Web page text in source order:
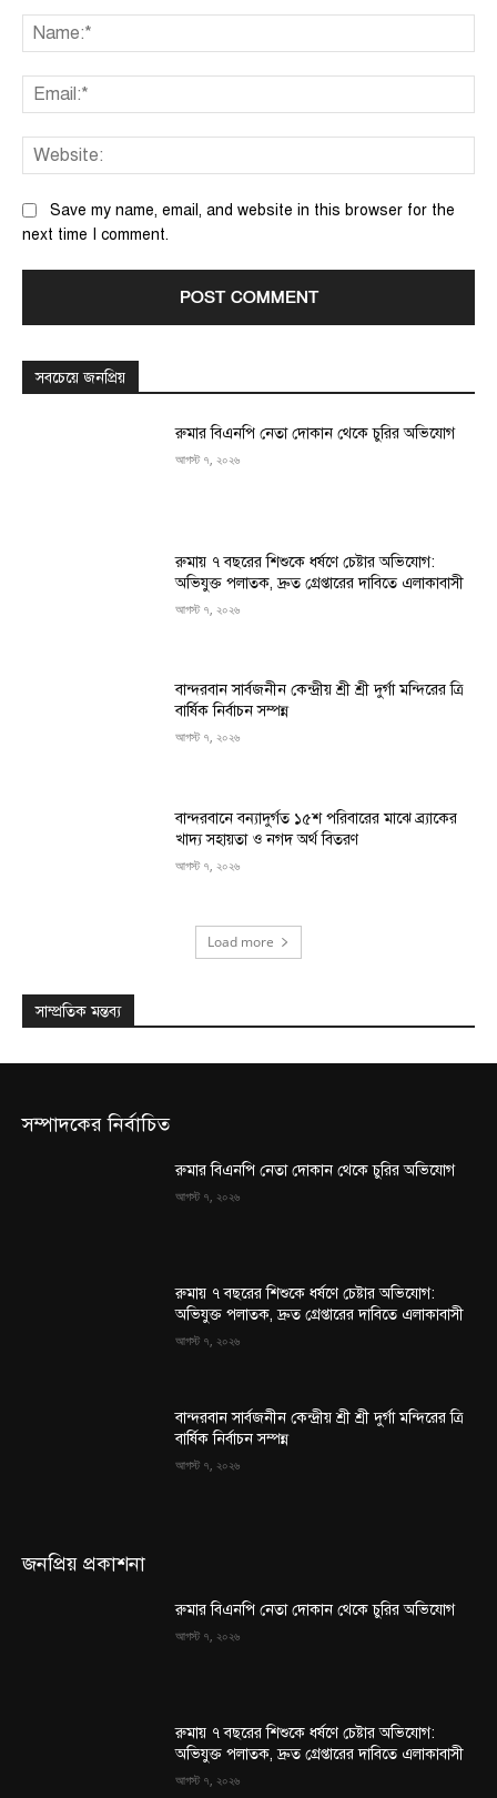
Save my name, email, and website in this browser for the
next time I comment.
সবচেয়ে জনপ্রিয়
রুমার বিএনপি নেতা দোকান থেকে চুরির অভিযোগ
আগস্ট ৭, ২০২৬
রুমায় ৭ বছরের শিশুকে ধর্ষণে চেষ্টার অভিযোগ:
অভিযুক্ত পলাতক, দ্রুত গ্রেপ্তারের দাবিতে এলাকাবাসী
আগস্ট ৭, ২০২৬
বান্দরবান সার্বজনীন কেন্দ্রীয় শ্রী শ্রী দুর্গা মন্দিরের ত্রি
বার্ষিক নির্বাচন সম্পন্ন
আগস্ট ৭, ২০২৬
বান্দরবানে বন্যাদুর্গত ১৫শ পরিবারের মাঝে ব্র্যাকের
খাদ্য সহায়তা ও নগদ অর্থ বিতরণ
আগস্ট ৭, ২০২৬
Load more
সাম্প্রতিক মন্তব্য
সম্পাদকের নির্বাচিত
রুমার বিএনপি নেতা দোকান থেকে চুরির অভিযোগ
আগস্ট ৭, ২০২৬
রুমায় ৭ বছরের শিশুকে ধর্ষণে চেষ্টার অভিযোগ:
অভিযুক্ত পলাতক, দ্রুত গ্রেপ্তারের দাবিতে এলাকাবাসী
আগস্ট ৭, ২০২৬
বান্দরবান সার্বজনীন কেন্দ্রীয় শ্রী শ্রী দুর্গা মন্দিরের ত্রি
বার্ষিক নির্বাচন সম্পন্ন
আগস্ট ৭, ২০২৬
জনপ্রিয় প্রকাশনা
রুমার বিএনপি নেতা দোকান থেকে চুরির অভিযোগ
আগস্ট ৭, ২০২৬
রুমায় ৭ বছরের শিশুকে ধর্ষণে চেষ্টার অভিযোগ:
অভিযুক্ত পলাতক, দ্রুত গ্রেপ্তারের দাবিতে এলাকাবাসী
আগস্ট ৭, ২০২৬